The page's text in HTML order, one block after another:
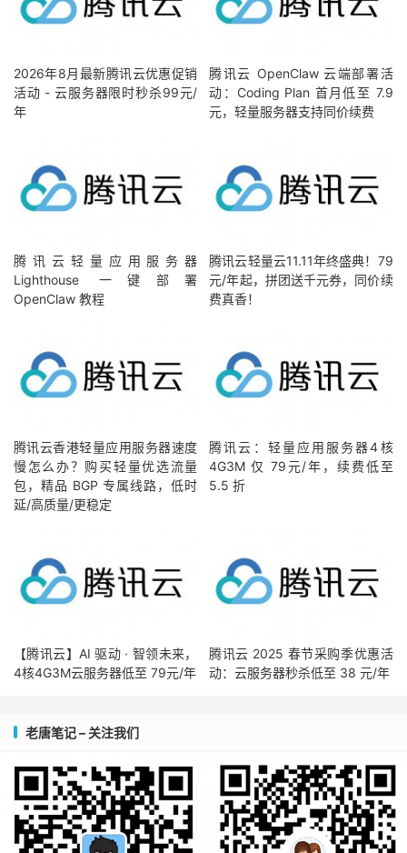
2026年8月最新腾讯云优惠促销
活动 - 云服务器限时秒杀99元/
年
腾讯云 OpenClaw 云端部署活
动：Coding Plan 首月低至 7.9
元，轻量服务器支持同价续费
腾讯云轻量应用服务器
Lighthouse 一键部署
OpenClaw 教程
腾讯云轻量云11.11年终盛典！79
元/年起，拼团送千元券，同价续
费真香！
腾讯云香港轻量应用服务器速度
慢怎么办？购买轻量优选流量
包，精品 BGP 专属线路，低时
延/高质量/更稳定
腾讯云：轻量应用服务器4核
4G3M 仅 79元/年，续费低至
5.5 折
【腾讯云】AI 驱动 · 智领未来，
4核4G3M云服务器低至 79元/年
腾讯云 2025 春节采购季优惠活
动：云服务器秒杀低至 38 元/年
老唐笔记 – 关注我们